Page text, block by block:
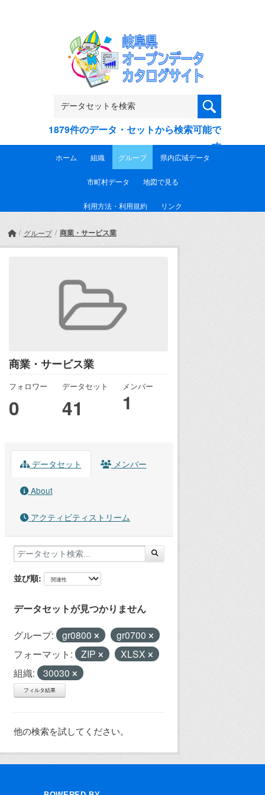
1879件のデータ・セットから検索可能で
す
ホーム 組織 グループ 県内広域データ
市町村データ 地図で見る
利用方法・利用規約 リンク
グループ 商業・サービス業
商業・サービス業
フォロワー
0
データセット
41
メンバー
1
データセット メンバー
About
アクティビティストリーム
並び順
データセットが見つかりません
グループ: gr0800
gr0700
フォーマット:
ZIP
XLSX
組織:
30030
フィルタ結果
他の検索を試してください。